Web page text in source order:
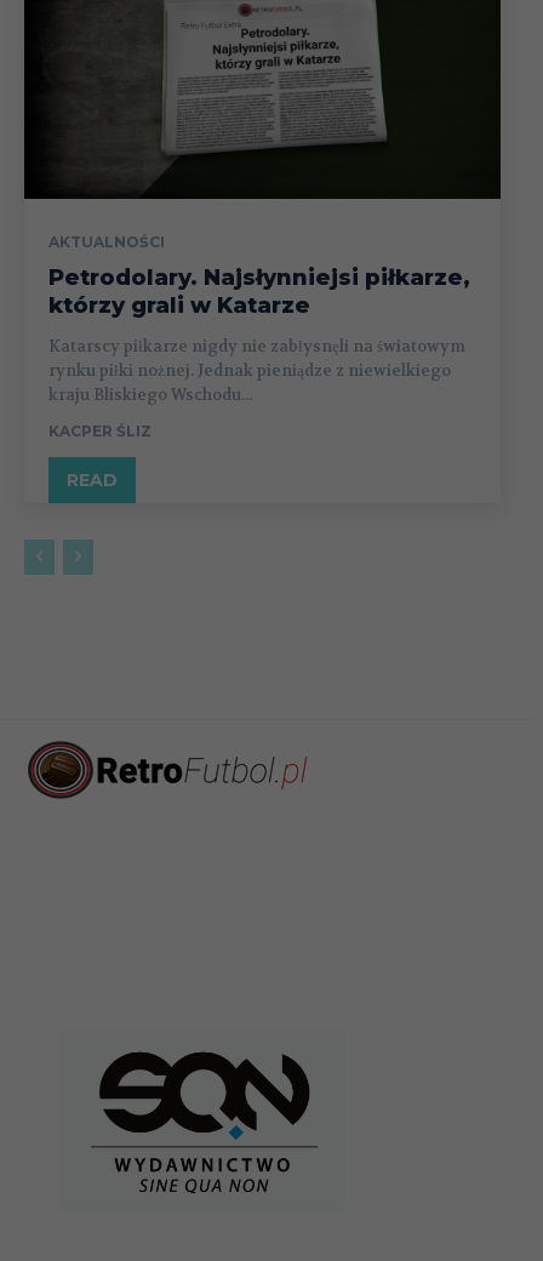
AKTUALNOŚCI
Petrodolary. Najsłynniejsi piłkarze,
którzy grali w Katarze
Katarscy piłkarze nigdy nie zabłysnęli na światowym
rynku piłki nożnej. Jednak pieniądze z niewielkiego
kraju Bliskiego Wschodu...
KACPER ŚLIZ
READ